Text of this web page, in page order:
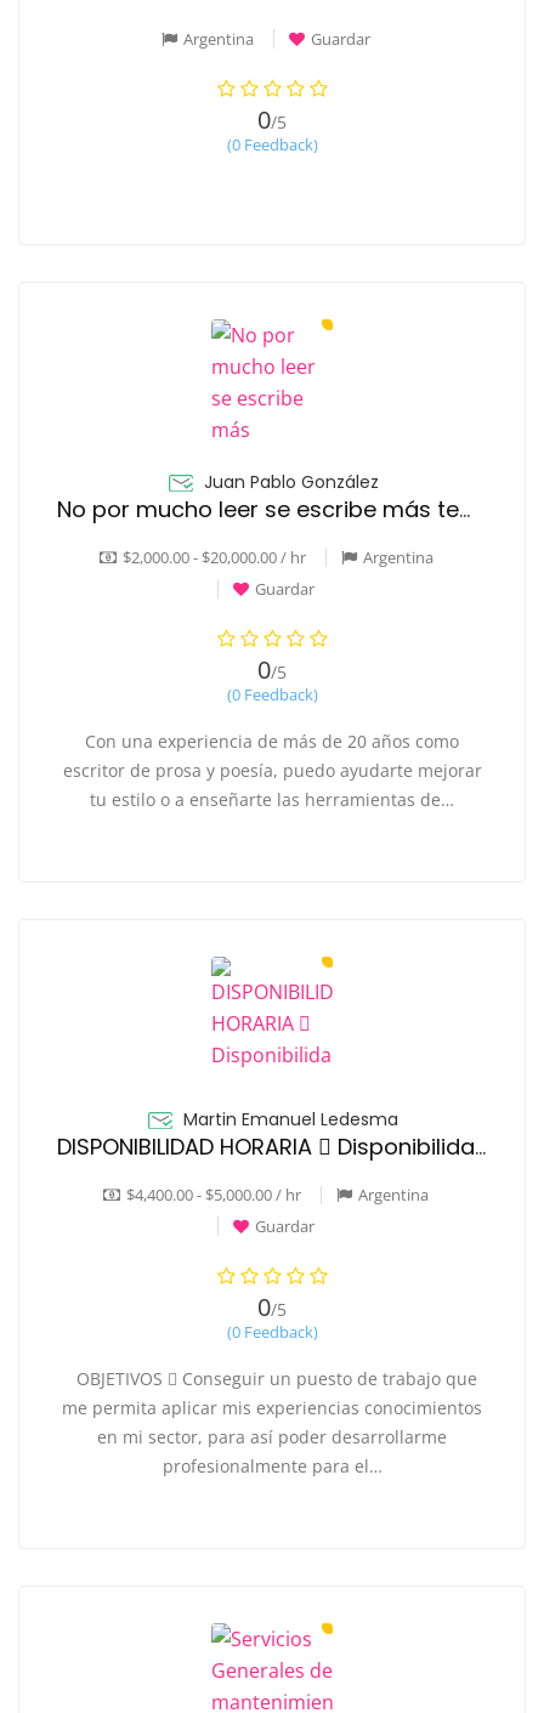
Argentina Guardar
0/5
(0 Feedback)
Juan Pablo González
No por mucho leer se escribe más temprano.
$2,000.00 - $20,000.00 / hr
Argentina
Guardar
0/5
(0 Feedback)
Con una experiencia de más de 20 años como
escritor de prosa y poesía, puedo ayudarte mejorar
tu estilo o a enseñarte las herramientas de…
Martin Emanuel Ledesma
DISPONIBILIDAD HORARIA  Disponibilidad full time
$4,400.00 - $5,000.00 / hr
Argentina
Guardar
0/5
(0 Feedback)
OBJETIVOS  Conseguir un puesto de trabajo que
me permita aplicar mis experiencias conocimientos
en mi sector, para así poder desarrollarme
profesionalmente para el…